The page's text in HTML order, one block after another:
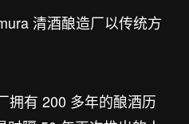
清酒酿造厂以传统方
拥有 200 多年的酿酒历